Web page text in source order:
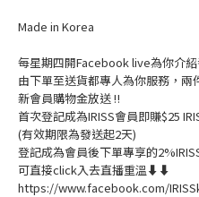
Made in Korea
每星期四開Facebook live為你介
由下單至送貨都專人為你服務，兩
新會員購物金放送 ‼️
首次登記成為IRISS會員即賺$25
(有效期限為發送起2天)
登記成為會員後下單專享的
可直接click入去直播重溫⬇⬇
https://www.facebook.com/